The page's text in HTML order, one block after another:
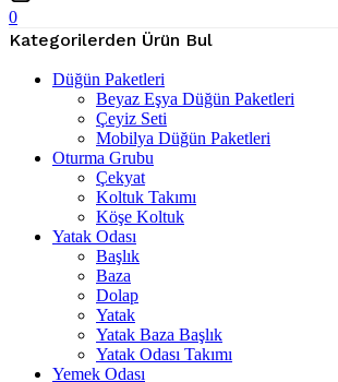
0
Kategorilerden Ürün Bul
Düğün Paketleri
Beyaz Eşya Düğün Paketleri
Çeyiz Seti
Mobilya Düğün Paketleri
Oturma Grubu
Çekyat
Koltuk Takımı
Köşe Koltuk
Yatak Odası
Başlık
Baza
Dolap
Yatak
Yatak Baza Başlık
Yatak Odası Takımı
Yemek Odası